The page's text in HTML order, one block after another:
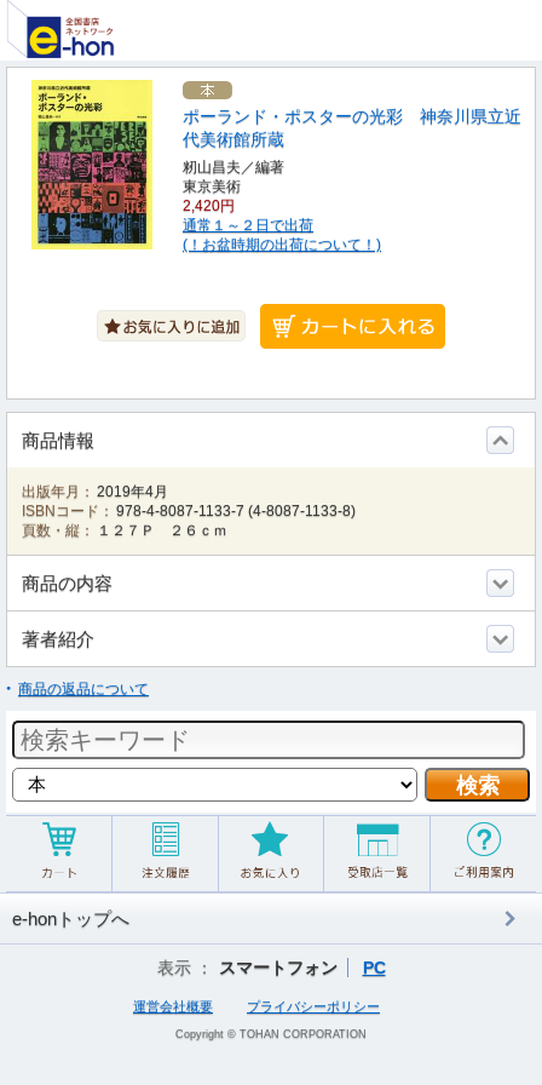
ポーランド・ポスターの光彩 神奈川県立近
代美術館所蔵
籾山昌夫／編著
東京美術
2,420円
通常１～２日で出荷
(！お盆時期の出荷について！)
商品情報
出版年月： 2019年4月
ISBNコード： 978-4-8087-1133-7 (4-8087-1133-8)
頁数・縦：
１２７Ｐ ２６ｃｍ
商品の内容
著者紹介
商品の返品について
e-honトップへ
表示 ： スマートフォン PC
運営会社概要 プライバシーポリシー
Copyright © TOHAN CORPORATION